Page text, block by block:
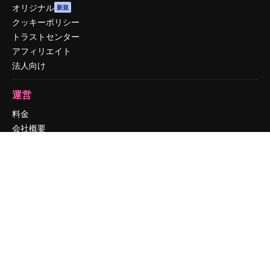
オリジナル 新規
クッキーポリシー
トラストセンター
アフィリエイト
法人向け
運営
料金
会社概要